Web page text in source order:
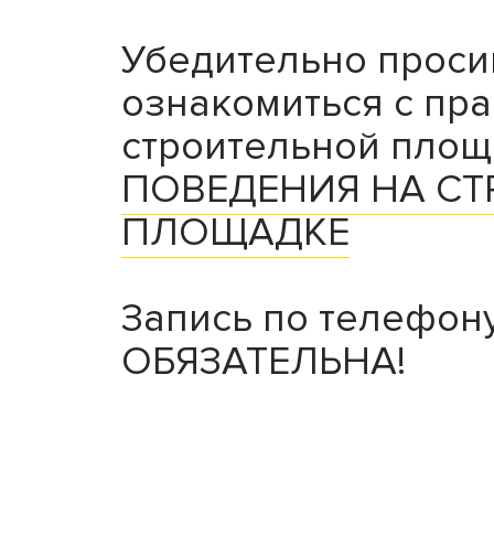
Убедительно
ознакомиться с
строительной
ПОВЕДЕНИЯ НА
ПЛОЩАДКЕ
Запись по
ОБЯЗАТЕЛЬНА!